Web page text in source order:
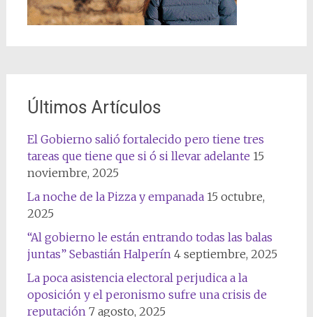
Últimos Artículos
El Gobierno salió fortalecido pero tiene tres
tareas que tiene que si ó si llevar adelante 15
noviembre, 2025
La noche de la Pizza y empanada 15 octubre,
2025
“Al gobierno le están entrando todas las balas
juntas” Sebastián Halperín 4 septiembre, 2025
La poca asistencia electoral perjudica a la
oposición y el peronismo sufre una crisis de
reputación 7 agosto, 2025